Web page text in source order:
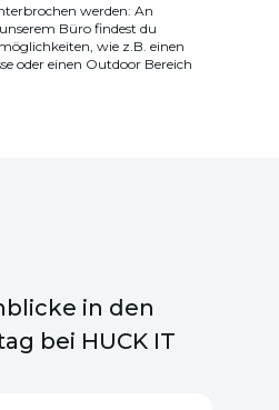
werden: An
Büro findest du
wie z.B. einen
oder einen Outdoor Bereich
in den
bei HUCK IT